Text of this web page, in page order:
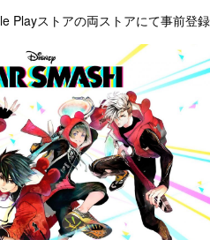
Playストアの両ストアにて事前登録